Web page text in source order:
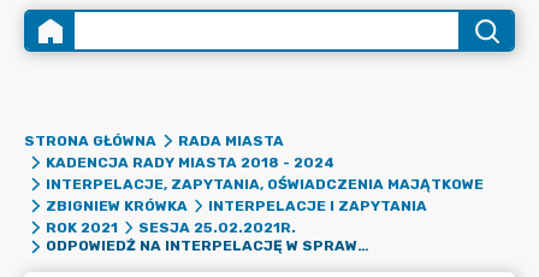
STRONA GŁÓWNA
RADA MIASTA
KADENCJA RADY MIASTA 2018 - 2024
INTERPELACJE, ZAPYTANIA, OŚWIADCZENIA MAJĄTKOWE
ZBIGNIEW KRÓWKA
INTERPELACJE I ZAPYTANIA
ROK 2021
SESJA 25.02.2021R.
ODPOWIEDŹ NA INTERPELACJĘ W SPRAWIE ULICY INDUSTRIALNEJ ORAZ HUPKI.